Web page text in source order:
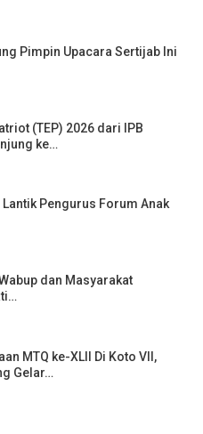
Pimpin Upacara Sertijab Ini
(TEP) 2026 dari IPB
ke…
Pengurus Forum Anak
dan Masyarakat
MTQ ke-XLII Di Koto VII,
Gelar…